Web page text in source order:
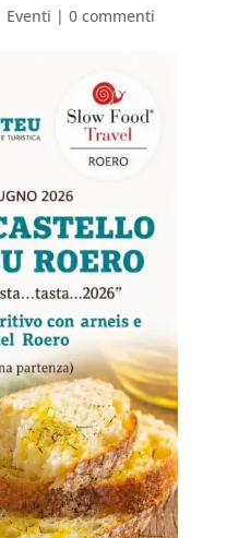
Eventi | 0 commenti